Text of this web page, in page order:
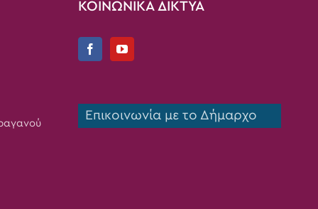
ΚΟΙΝΩΝΙΚΑ ΔΙΚΤΥΑ
Επικοινωνία με το Δήμαρχο